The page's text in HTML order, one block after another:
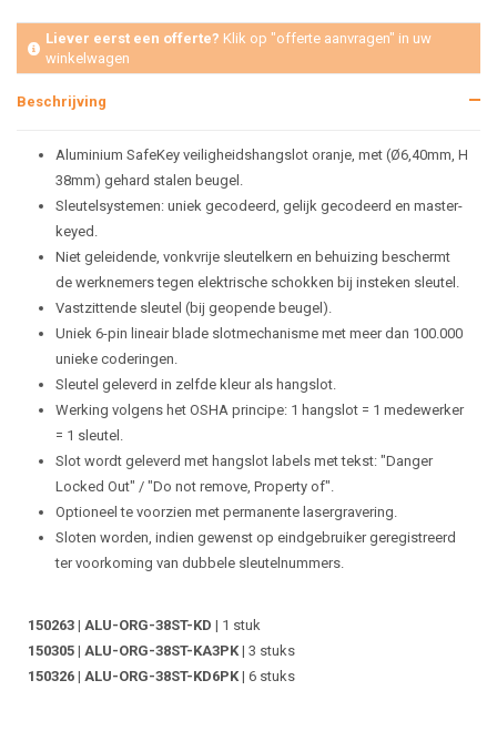
Liever eerst een offerte? Klik op "offerte aanvragen" in uw
winkelwagen
Beschrijving
Aluminium SafeKey veiligheidshangslot oranje, met (Ø6,40mm, H
38mm) gehard stalen beugel.
Sleutelsystemen: uniek gecodeerd, gelijk gecodeerd en master-
keyed.
Niet geleidende, vonkvrije sleutelkern en behuizing beschermt
de werknemers tegen elektrische schokken bij insteken sleutel.
Vastzittende sleutel (bij geopende beugel).
Uniek 6-pin lineair blade slotmechanisme met meer dan 100.000
unieke coderingen.
Sleutel geleverd in zelfde kleur als hangslot.
Werking volgens het OSHA principe: 1 hangslot = 1 medewerker
= 1 sleutel.
Slot wordt geleverd met hangslot labels met tekst: "Danger
Locked Out" / "Do not remove, Property of".
Optioneel te voorzien met permanente lasergravering.
Sloten worden, indien gewenst op eindgebruiker geregistreerd
ter voorkoming van dubbele sleutelnummers.
150263 | ALU-ORG-38ST-KD | 1 stuk
150305 | ALU-ORG-38ST-KA3PK| 3 stuks
150326 | ALU-ORG-38ST-KD6PK| 6 stuks